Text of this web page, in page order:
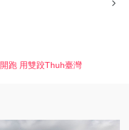
跑 用雙跤Thuh臺灣